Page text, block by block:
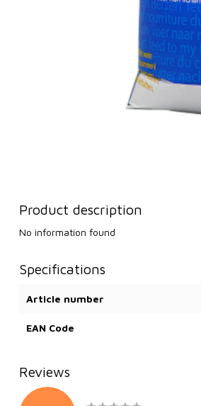
Product description
No information found
Specifications
Article number
EAN Code
Reviews